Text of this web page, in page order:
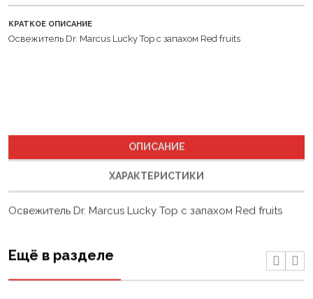
КРАТКОЕ ОПИСАНИЕ
Освежитель Dr. Marcus Lucky Top с запахом Red fruits
ХАРАКТЕРИСТИКИ
Освежитель Dr. Marcus Lucky Top с запахом Red fruits